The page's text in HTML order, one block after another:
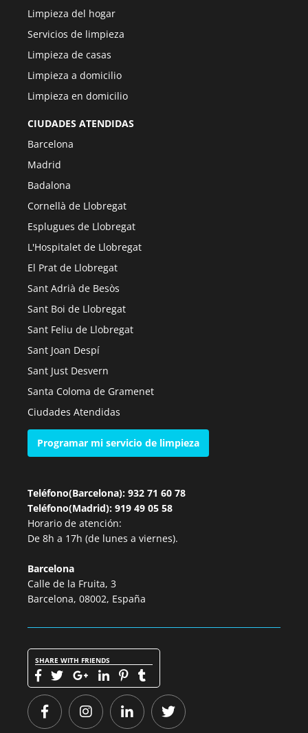
Limpieza del hogar
Servicios de limpieza
Limpieza de casas
Limpieza a domicilio
Limpieza en domicilio
CIUDADES ATENDIDAS
Barcelona
Madrid
Badalona
Cornellà de Llobregat
Esplugues de Llobregat
L'Hospitalet de Llobregat
El Prat de Llobregat
Sant Adrià de Besòs
Sant Boi de Llobregat
Sant Feliu de Llobregat
Sant Joan Despí
Sant Just Desvern
Santa Coloma de Gramenet
Ciudades Atendidas
Programar mi servicio de limpieza
Teléfono(Barcelona): 932 71 60 78
Teléfono(Madrid): 919 49 05 58
Horario de atención:
De 8h a 17h (de lunes a viernes).
Barcelona
Calle de la Fruita, 3
Barcelona, 08002, España
SHARE WITH FRIENDS